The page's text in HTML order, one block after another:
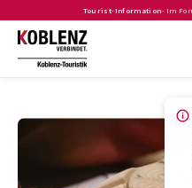
Tourist-Information- Im